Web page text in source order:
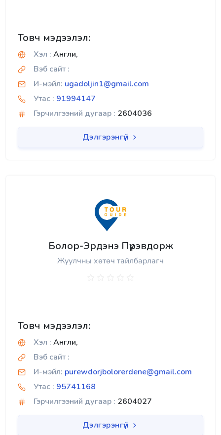
Товч мэдээлэл:
Хэл : Англи,
Вэб сайт :
И-мэйл: ugadoljin1@gmail.com
Утас : 91994147
Гэрчилгээний дугаар : 2604036
Дэлгэрэнгүй
Болор-Эрдэнэ Пүрэвдорж
Жуулчны хөтөч тайлбарлагч
Товч мэдээлэл:
Хэл : Англи,
Вэб сайт :
И-мэйл: purewdorjbolorerdene@gmail.com
Утас : 95741168
Гэрчилгээний дугаар : 2604027
Дэлгэрэнгүй